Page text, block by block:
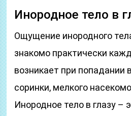
Инородное тело в
Ощущение инородного
знакомо практически
возникает при попадании
соринки, мелкого
Инородное тело в глазу –